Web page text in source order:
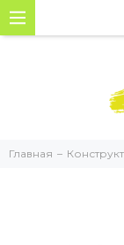
Главная